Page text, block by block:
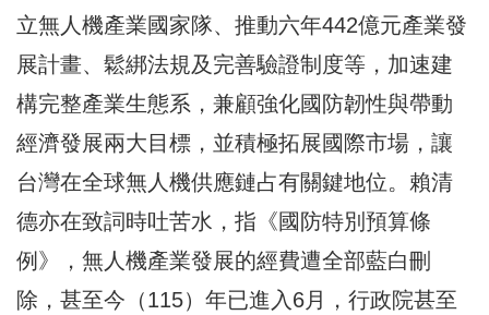
立無人機產業國家隊、推動六年442億元產業發
展計畫、鬆綁法規及完善驗證制度等，加速建
構完整產業生態系，兼顧強化國防韌性與帶動
經濟發展兩大目標，並積極拓展國際市場，讓
台灣在全球無人機供應鏈占有關鍵地位。賴清
德亦在致詞時吐苦水，指《國防特別預算條
例》，無人機產業發展的經費遭全部藍白刪
除，甚至今（115）年已進入6月，行政院甚至